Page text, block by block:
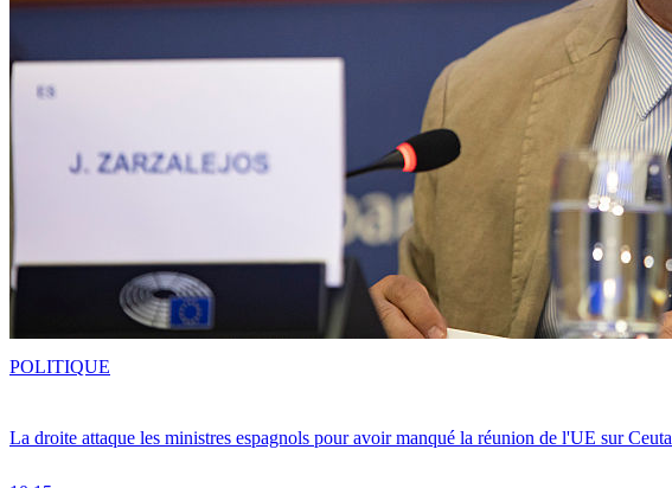
La droite attaque les ministres espagnols pour avoir manqué la réunion de l'UE sur Ceuta
POLITIQUE